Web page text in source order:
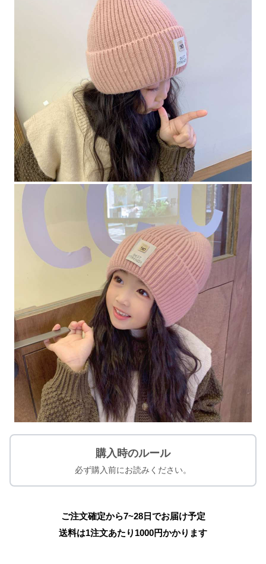
購入時のルール
必ず購入前にお読みください。
ご注文確定から7~28日でお届け予定
送料は1注文あたり 1000円かかります